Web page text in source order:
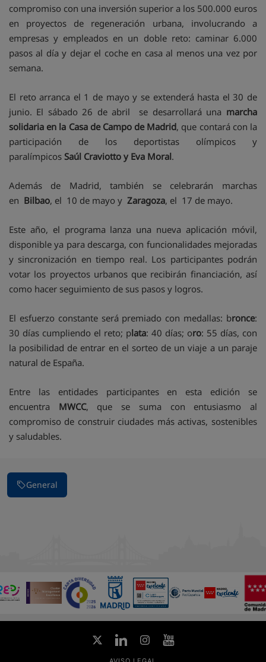
compromiso con una inversión superior a los 500.000 euros
en proyectos de regeneración urbana, involucrando a
empresas y empleados en un doble reto: caminar 6.000
pasos al día y dejar el coche en casa al menos una vez por
semana.
El reto arranca el 1 de mayo y se extenderá hasta el 30 de
junio. El sábado 26 de abril se desarrollará una marcha
solidaria en la Casa de Campo de Madrid, que contará con la
participación de los deportistas olímpicos y
paralímpicos Saúl Craviotto y Eva Moral.
Además de Madrid, también se celebrarán marchas
en Bilbao, el 10 de mayo y Zaragoza, el 17 de mayo.
Este año, el programa lanza una nueva aplicación móvil,
disponible ya para descarga, con funcionalidades mejoradas
y sincronización en tiempo real. Los participantes podrán
votar los proyectos urbanos que recibirán financiación, así
como hacer seguimiento de sus pasos y logros.
El esfuerzo constante será premiado con medallas: bronce:
30 días cumpliendo el reto; plata: 40 días; oro: 55 días, con
la posibilidad de entrar en el sorteo de un viaje a un paraje
natural de España.
Entre las entidades participantes en esta edición se
encuentra MWCC, que se suma con entusiasmo al
compromiso de construir ciudades más activas, sostenibles
y saludables.
General